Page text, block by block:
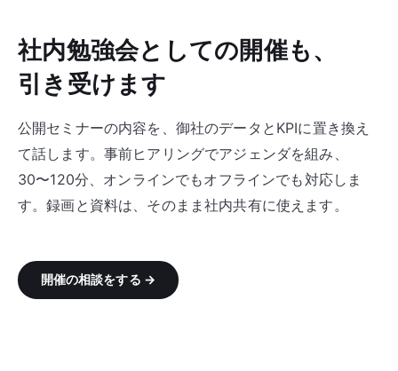
社内勉強会としての開催も、
引き受けます
公開セミナーの内容を、御社のデータとKPIに置き換え
て話します。事前ヒアリングでアジェンダを組み、
30〜120分、オンラインでもオフラインでも対応しま
す。録画と資料は、そのまま社内共有に使えます。
開催の相談をする →